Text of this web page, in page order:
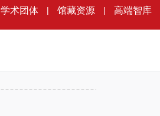
学术团体 | 馆藏资源 | 高端智库